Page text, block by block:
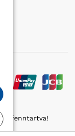
fenntartva!